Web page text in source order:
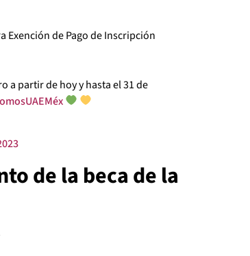
Exención de Pago de Inscripción
a partir de hoy y hasta el 31 de
de la beca de la